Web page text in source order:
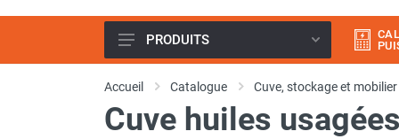
Climatiseur
Climatiseur mobile
PRODUITS
Accueil Catalogue Cuve, stockage et mobilier
Cuve huiles